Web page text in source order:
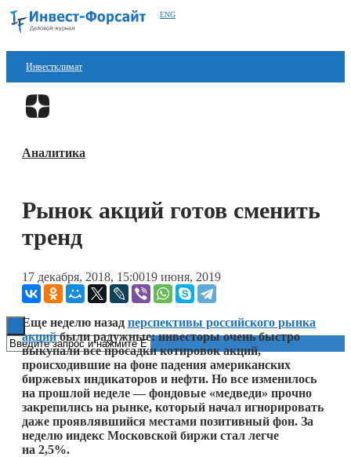
ENG
Инвестклимат
Финансы
Блокчейн
Книги
Аналитика
Рынок акций готов сменить
тренд
17 декабря, 2018, 15:0019 июня, 2019
Еще неделю назад перспективы российского рынка
акцийбыли радужные: инвесторы очень быстро
выкупали все просадки котировок акций,
происходившие на фоне падения американских
биржевых индикаторов и нефти. Но все изменилось
на прошлой неделе — фондовые «медведи» прочно
закрепились на рынке, который начал игнорировать
даже проявлявшийся местами позитивный фон. За
неделю индекс Московской биржи стал легче
на 2,5%.